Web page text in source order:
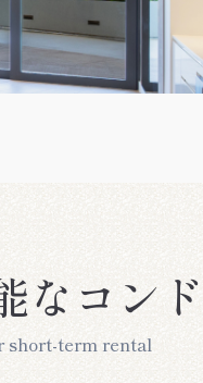
なコン
short-term rental